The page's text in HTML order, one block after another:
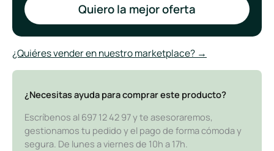
Quiero la mejor oferta
¿Quiéres vender en nuestro marketplace? →
¿Necesitas ayuda para comprar este producto?
Escríbenos al 697 12 42 97 y te asesoraremos,
gestionamos tu pedido y el pago de forma cómoda y
segura. De lunes a viernes de 10h a 17h.